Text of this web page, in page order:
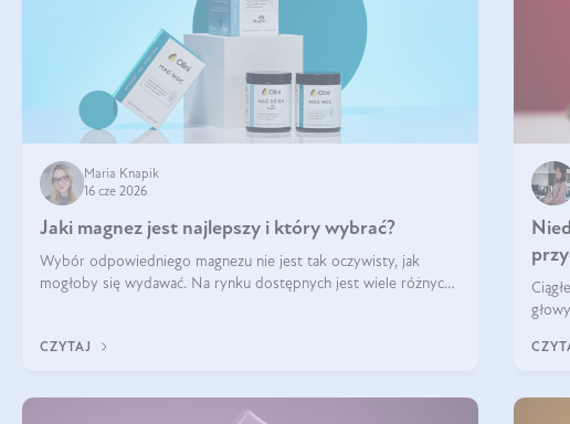
Maria Knapik
16 cze 2026
Jaki magnez jest najlepszy i który wybrać?
Wybór odpowiedniego magnezu nie jest tak oczywisty, jak
mogłoby się wydawać. Na rynku dostępnych jest wiele różnych
CZYTAJ